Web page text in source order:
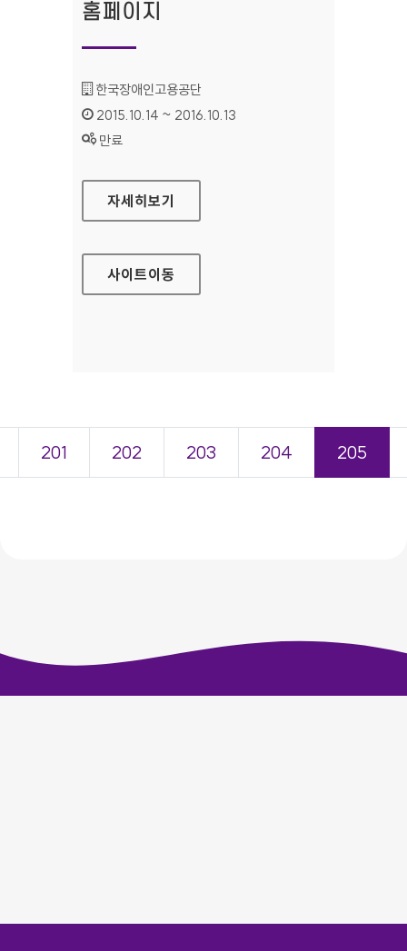
홈페이지
기관명 :
한국장애인고용공단
인증기간 :
2015.10.14 ~ 2016.10.13
상태 :
만료
한국장애인고용공단 홈페이지
자세히보기
사이트이동
201 202 203 204 205